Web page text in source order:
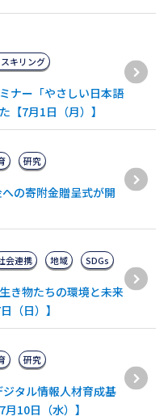
ナー「やさしい日本語
7月1日（月）】
キリング
の寄附金贈呈式が開
研究
き物たちの環境と未来
（日）】
会連携 地域 SDGs
タル情報人材育成基
10日（水）】
研究